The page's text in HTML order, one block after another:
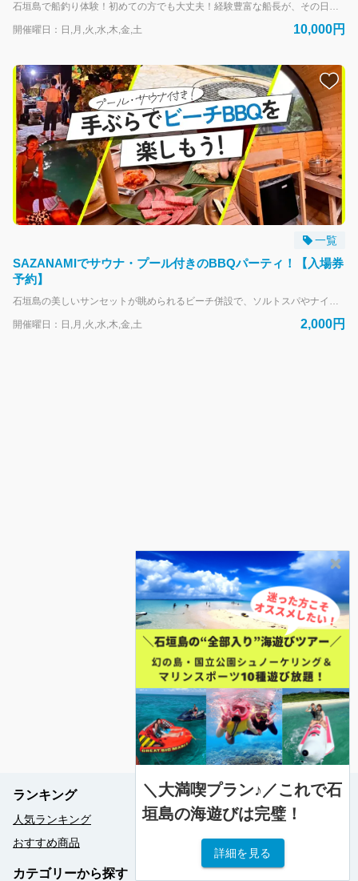
＼大満喫プラン♪／これで石
垣島の海遊びは完璧！
詳細を見る
石垣島で船釣り体験！初めての方でも大丈夫！経験豊富な船長が、その日のベストポイントへお連れします。初心者でも簡単に釣れる「五目釣り」なので思わぬ大物や高級魚が釣れることもあります！ 釣った魚は提携店の居酒屋にて調理可能なので、二度楽しい！釣った魚を食べながら、家族やお仲間と1日を振り返る時間は至福のひと時です。ぜひ自然の恵みを堪能してください！※別途仕込み・調理料がかかります/ツアー参加者1名につき1,000円、2匹まで調理可能 今日の船上の大物賞は誰だ？！みんなでワイワイ盛り上がりながらフィッシング体験しましょう！ ＼半日フィッシングコースのお勧めポイント！／ ①南国石垣島で釣りがしてみたい方にお勧め！ ②初めての方、女性やお子さんも大歓迎！船長がしっかりレクチャーします！ ③釣り竿や仕掛け・エサ等は全て無料レンタルがあるので手ぶらで参加OK！ ④自分が釣った魚を食べたい！提携の調理居酒屋ご紹介可能。 ⑤お子様に色々経験させてあげたい！ 【どんな魚が釣れるの？】 カツオのハラゴやサンマなどの切り身をエサに、船を流れに乗せて水深30ｍ～70ｍを探るシーアンカーでの流し釣りです。初めての方には、竿やリール等の使い方や実際の釣り方をしっかりレクチャーいたします。様々な魚種が釣れますが、代表的な魚として下記の魚が対象です。 ・ハタ類（スジアラ・バラハタ・アカハタ・ナミハタ・アザハタ・ツチホゼリなど） ・フエフキダイ類（キツネフエフキ・アミメフエフキ・ハマフエフキ・シロダイなど） ・アジ類（ムロアジ・カイワリ・カスミアジなど） ・カワハギ類 ・その他（ツムブリ・カンパチ・アオチビキ・キツネウオ・グルクン・ヒメジ・ニジョウサバなど） ※ご予約は事前決済となりますが、天候不良などによる中止時は速やかに全額返金いたします。
開催曜日：日,月,火,水,木,金,土 10,000円
一覧
SAZANAMIでサウナ・プール付きのBBQパーティ！【入場券
予約】
石垣島の美しいサンセットが眺められるビーチ併設で、ソルトスパやナイトプール・サウナ・プールバーなどが用意され、リラックス空間でビーチBBQやプールサイドBBQを楽しむことができる「SAZANAMI」の入場やBBQの予約をこちらですることができます！もちろんお子様の入場もOK！ 観光やアクティビティの後に、お食事も兼ねてリラックス空間でBBQしませんか？ （入場料にはソルトスパやプールが含まれます。BBQの予約無しの入場のみ予約も可能です。） ※ライズ石垣島のアクティビティを利用すると、こちらの施設を最大15％OFFでご予約可能です。 アクティビティ利用は無しでSAZANAMI施設単体のご予約ご希望の方は、本商品ページよりお申込みください。 ＼地元の新鮮な食材を使ったBBQメニューの料金表／ ・BBQプレートは施設スタッフが焼き上げた食材をプレート形式にてご提供する内容です。 ・セルフBBQセットは、施設が用意した食材を、お客様ご自身でセルフで焼いていただく形式です。 ＝＝＝＝＝＝＝＝＝＝＝＝＝＝＝＝＝＝＝＝＝＝＝＝＝＝＝ ▼入場 ・エントランスのみ/プールやビーチ利用可（大人2,000円/中高生1,000/小学生まで無料） ⇒ライズ石垣島のアクティビティ利用で1,700円！（15％OFF） ＝＝＝＝＝＝＝＝＝＝＝＝＝＝＝＝＝＝＝＝＝＝＝＝＝＝＝ ▼プレート形式 ⇒ライズ石垣島のアクティビティを利用すると下記価格から10～15％OFFで利用できます！ ・BBQプレート①（2,800円） ジャークチキン・アグーソーセージ・スペアリブ・野菜焼き・サルサソース ・BBQプレート②（3,800円） BBQプレート①の内容にプラス、＋海鮮焼き、カーリーポテトフライ ＝＝＝＝＝＝＝＝＝＝＝＝＝＝＝＝＝＝＝＝＝＝＝＝＝＝＝ ▼セルフBBQ形式/サウナ付き ⇒ライズ石垣島のアクティビティを利用すると下記価格から10～15％OFFで利用できます！ ・プールサイドBBQ（3,800円） BBQプレート②の内容＋サラダ、スープ、焼きおにぎり、デザート、サウナ付き ・ビーチサイドBBQ（6,800円） BBQプレート②の内容＋ビーチ席、サウナ付き、各種ソフト・アルコール飲み放題 【ご利用の流れ】 ①本商品ページにてSAZANAMIのプラン選択をし予約する ②予約受付スタッフがSAZANAMIの空き状況を確認しご予約確定。 ③予約日にご自身でSAZANAMI施設へ。 ④ライズ石垣島からの予約確定案内メールを施設に提示し入場）
開催曜日：日,月,火,水,木,金,土 2,000円
ランキング
人気ランキング
おすすめ商品
カテゴリーから探す